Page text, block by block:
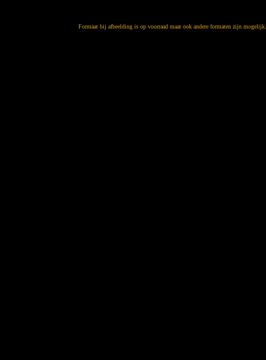
Formaat bij afbeelding is op voorraad maar ook andere formaten zijn mogelijk.